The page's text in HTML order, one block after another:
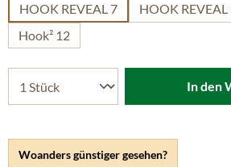
Woanders günstiger gesehen?
HOOK REVEAL 7
HOOK REVEAL
Hook² 12
In den